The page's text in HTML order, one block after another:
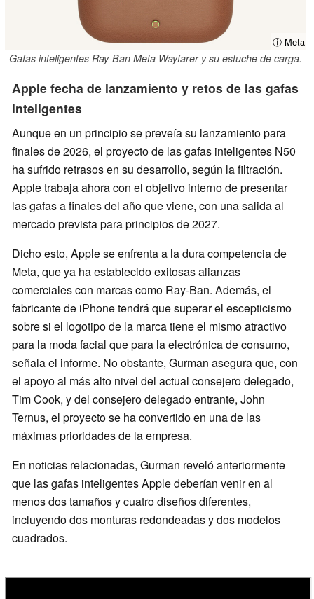
ⓘ Meta
Gafas inteligentes Ray-Ban Meta Wayfarer y su estuche de carga.
Apple fecha de lanzamiento y retos de las gafas
inteligentes
Aunque en un principio se preveía su lanzamiento para
finales de 2026, el proyecto de las gafas inteligentes N50
ha sufrido retrasos en su desarrollo, según la filtración.
Apple trabaja ahora con el objetivo interno de presentar
las gafas a finales del año que viene, con una salida al
mercado prevista para principios de 2027.
Dicho esto, Apple se enfrenta a la dura competencia de
Meta, que ya ha establecido exitosas alianzas
comerciales con marcas como Ray-Ban. Además, el
fabricante de iPhone tendrá que superar el escepticismo
sobre si el logotipo de la marca tiene el mismo atractivo
para la moda facial que para la electrónica de consumo,
señala el informe. No obstante, Gurman asegura que, con
el apoyo al más alto nivel del actual consejero delegado,
Tim Cook, y del consejero delegado entrante, John
Ternus, el proyecto se ha convertido en una de las
máximas prioridades de la empresa.
En noticias relacionadas, Gurman reveló anteriormente
que las gafas inteligentes Apple deberían venir en al
menos dos tamaños y cuatro diseños diferentes,
incluyendo dos monturas redondeadas y dos modelos
cuadrados.